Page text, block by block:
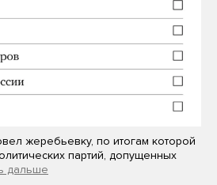
жеребьевку, по итогам которой
партий, допущенных
дальше